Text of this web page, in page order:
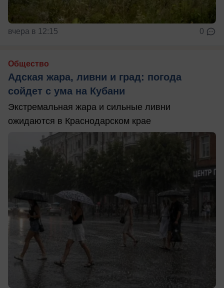
вчера в 12:15 0
Общество
Адская жара, ливни и град: погода
сойдет с ума на Кубани
Экстремальная жара и сильные ливни
ожидаются в Краснодарском крае